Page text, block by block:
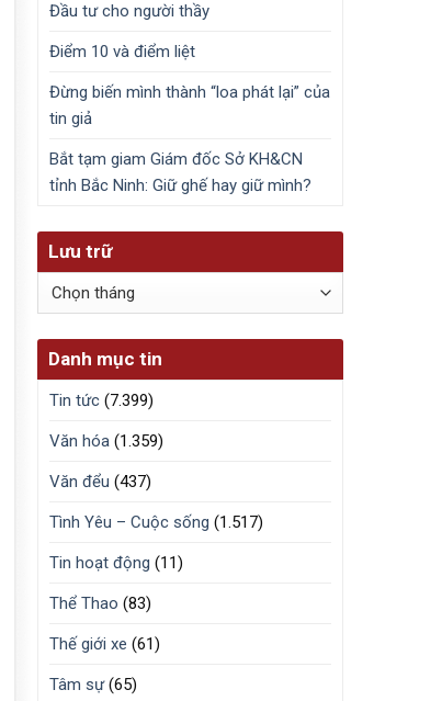
Đầu tư cho người thầy
Điểm 10 và điểm liệt
Đừng biến mình thành “loa phát lại” của
tin giả
Bắt tạm giam Giám đốc Sở KH&CN
tỉnh Bắc Ninh: Giữ ghế hay giữ mình?
Lưu trữ
Lưu
Danh mục tin
Tin tức (7.399)
Văn hóa (1.359)
Văn đểu (437)
Tình Yêu – Cuộc sống (1.517)
Tin hoạt động (11)
Thể Thao (83)
Thế giới xe (61)
Tâm sự(65)